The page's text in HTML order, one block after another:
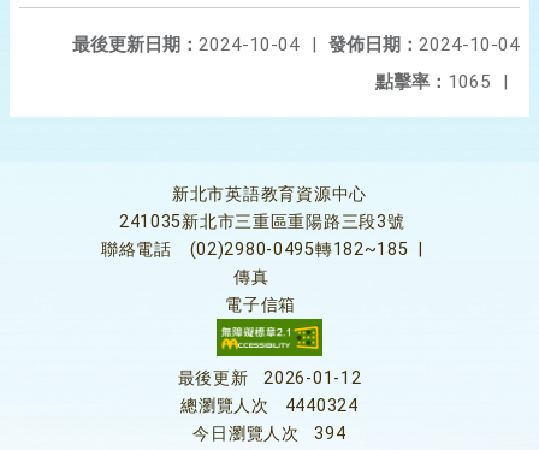
發佈日期： 2024-10-04
最後更新日期： 2024-10-04
|
點擊率： 1065 |
新北市英語教育資源中心
241035新北市三重區重陽路三段3號
聯絡電話
(02)2980-0495轉182~185
傳真
電子信箱
最後更新
2026-01-12
總瀏覽人次
4440324
今日瀏覽人次
394